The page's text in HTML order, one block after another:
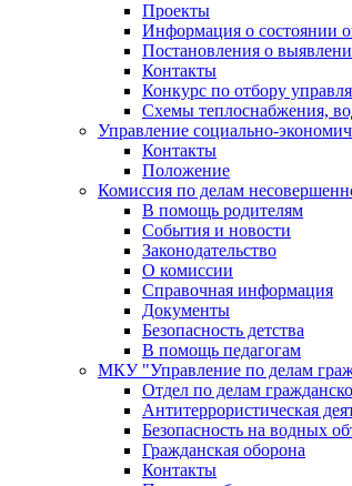
Проекты
Информация о состоянии
Постановления о
Контакты
Конкурс по отбору
Схемы теплоснабжения,
Управление социально-
Контакты
Положение
Комиссия по делам
В помощь родителям
События и новости
Законодательство
О комиссии
Справочная информация
Документы
Безопасность детства
В помощь педагогам
МКУ "Управление по делам
Отдел по делам
Антитеррористическая
Безопасность на водных
Гражданская оборона
Контакты